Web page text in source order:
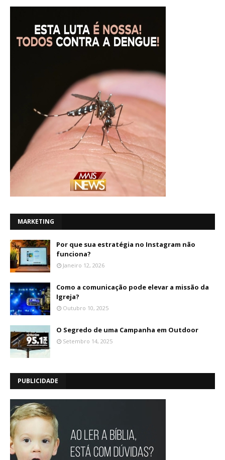
MARKETING
Por que sua estratégia no Instagram não
funciona?
Janeiro 12, 2026
Como a comunicação pode elevar a missão da
Igreja?
Outubro 10, 2025
O Segredo de uma Campanha em Outdoor
Setembro 14, 2025
PUBLICIDADE